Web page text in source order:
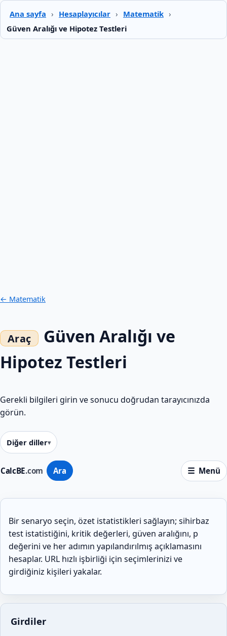
Ana sayfa › Hesaplayıcılar › Matematik ›
Güven Aralığı ve Hipotez Testleri
CalcBE.com Ara Menü
← Matematik
Güven Aralığı ve
Hipotez Testleri
Gerekli bilgileri girin ve sonucu doğrudan tarayıcınızda
görün.
Diğer diller
Bir senaryo seçin, özet istatistikleri sağlayın; sihirbaz
test istatistiğini, kritik değerleri, güven aralığını, p
değerini ve her adımın yapılandırılmış açıklamasını
hesaplar. URL hızlı işbirliği için seçimlerinizi ve
girdiğiniz kişileri yakalar.
Girdiler